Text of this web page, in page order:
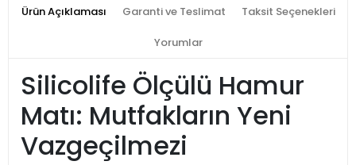
Ürün Açıklaması Garanti ve Teslimat Taksit Seçenekleri
Yorumlar
Silicolife Ölçülü Hamur
Matı: Mutfakların Yeni
Vazgeçilmezi